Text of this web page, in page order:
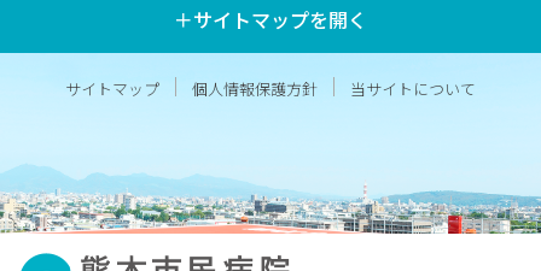
＋サイトマップを開く
サイトマップ 個人情報保護方針 当サイトについて